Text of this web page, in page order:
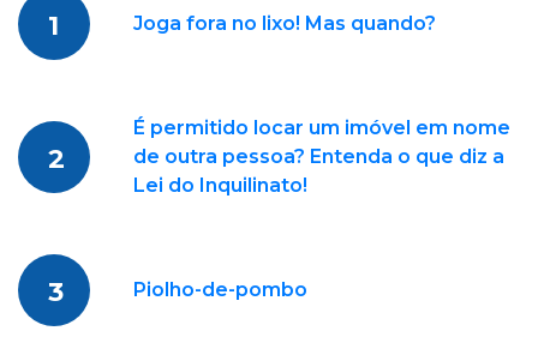
1 Joga fora no lixo! Mas quando?
2
É permitido locar um imóvel em nome
de outra pessoa? Entenda o que diz a
Lei do Inquilinato!
3 Piolho-de-pombo